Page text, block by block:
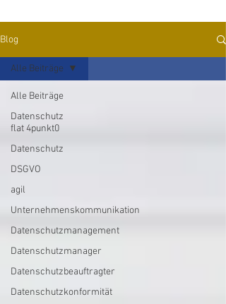
Blog
Alle Beiträge
Datenschutz
flat 4punkt0
Datenschutz
DSGVO
agil
Unternehmenskommunikation
Datenschutzmanagement
Datenschutzmanager
Datenschutzbeauftragter
Datenschutzkonformität
Alle Beiträge